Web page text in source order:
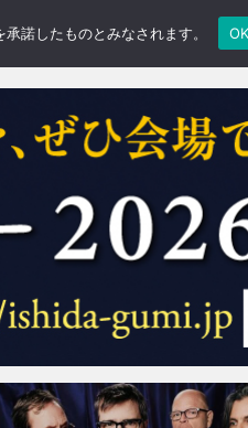
諾したものとみなされます。 OK